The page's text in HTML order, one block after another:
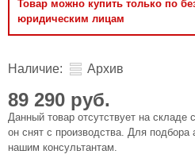
Товар можно купить только по
юридическим лицам
Наличие: Архив
89 290 руб.
Данный товар отсутствует на складе
он снят с производства. Для подбора
нашим консультантам.